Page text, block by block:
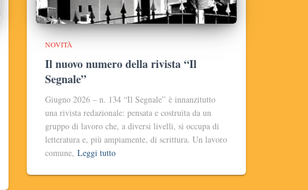
NOVITÀ
Il nuovo numero della rivista “Il
Segnale”
Giugno 2026 – n. 134 “Il Segnale” è innanzitutto
una rivista redazionale: pensata e costruita da un
gruppo di lavoro che, a diversi livelli, si occupa di
letteratura e, più ampiamente, di scrittura. Un lavoro
comune, Leggi tutto